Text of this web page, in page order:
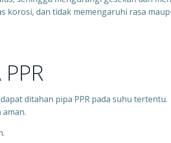
korosi, dan tidak memengaruhi rasa
ditahan pipa PPR pada suhu tertentu.